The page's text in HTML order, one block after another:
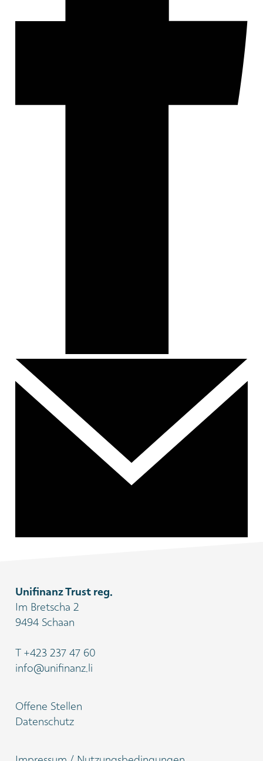
Unifinanz Trust reg.
Im Bretscha 2
9494 Schaan
T+423 237 47 60
info@unifinanz.li
Offene Stellen
Datenschutz